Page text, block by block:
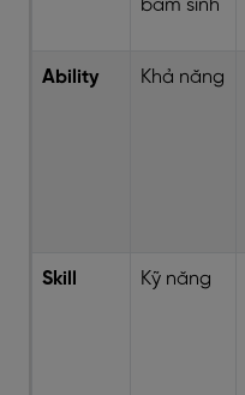
bẩm sinh
Ability Khả năng
Skill Kỹ năng